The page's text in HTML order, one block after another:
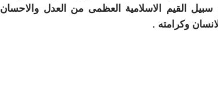
القيم الاسلامية العظمى من العدل والاحسان
وكرامته .